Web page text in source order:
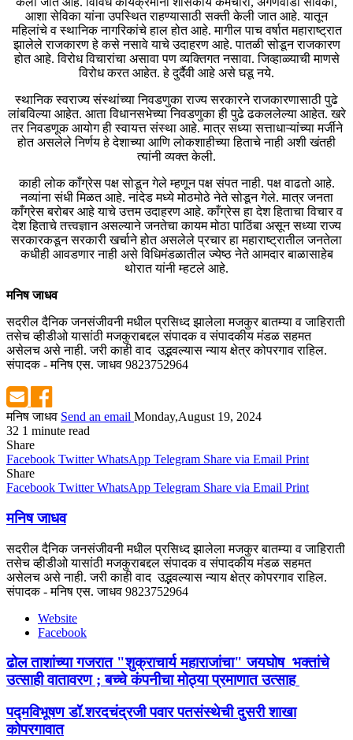
आशा सेविका यांना उपस्थित राहण्यासाठी सक्ती केली जात आहे. यातून
महिलांचे व स्थानिक नागरिकांचे हाल होत आहे. मागील पाच वर्षात महाराष्ट्रात
झालेले राजकारण हे कसे नसावे याचे उदाहरण आहे. पातळी सोडून राजकारण
होत आहे. विरोध विचारांचा असावा पण व्यक्तिगत नसावा. जिव्हाळ्याची माणसे
विरोध करत आहेत. हे दुर्दैवी आहे असे घडू नये.
स्थानिक स्वराज्य संस्थांच्या निवडणुका राज्य सरकारने राजकारणासाठी पुढे
लांबविल्या आहेत. आता विधानसभेच्या निवडणुका ही पुढे ढकललेल्या आहेत. खरे
तर निवडणूक आयोग ही स्वायत्त संस्था आहे. मात्र सध्या सत्ताधाऱ्यांच्या मर्जीने
होत असलेले निर्णय हे देशाच्या आणि लोकशाहीच्या हिताचे नाही अशी खंतही
त्यांनी व्यक्त केली.
काही लोक काँग्रेस पक्ष सोडून गेले म्हणून पक्ष संपत नाही. पक्ष वाढतो आहे.
नव्यांना संधी मिळत आहे. नांदेड मध्ये मोठमोठे नेते सोडून गेले. मात्र जनता
काँग्रेस बरोबर आहे याचे उत्तम उदाहरण आहे. काँग्रेस हा देश हिताचा विचार व
देश हिताचे तत्त्वज्ञान असल्याने जनतेचा कायम मोठा पाठिंबा असून सध्या राज्य
सरकारकडून सरकारी खर्चाने होत असलेले प्रचार हा महाराष्ट्रातील जनतेला
कधीही आवडणार नाही असे विधिमंडळातील ज्येष्ठ नेते आमदार बाळासाहेब
थोरात यांनी म्हटले आहे.
मनिष जाधव
सदरील दैनिक जनसंजीवनी मधील प्रसिध्द झालेला मजकुर बातम्या व जाहिराती
तसेच व्हीडीओ यासांठी मजकुराबद्दल संपादक व संपादकीय मंडळ सहमत
असेलच असे नाही. जरी काही वाद उद्भवल्यास न्याय क्षेत्र कोपरगाव राहिल.
संपादक - मनिष एस. जाधव 9823752964
मनिष जाधव Send an email Monday,August 19, 2024
32 1 minute read
Share
Facebook Twitter WhatsApp Telegram Share via Email Print
Share
Facebook Twitter WhatsApp Telegram Share via Email Print
मनिष जाधव
सदरील दैनिक जनसंजीवनी मधील प्रसिध्द झालेला मजकुर बातम्या व जाहिराती
तसेच व्हीडीओ यासांठी मजकुराबद्दल संपादक व संपादकीय मंडळ सहमत
असेलच असे नाही. जरी काही वाद उद्भवल्यास न्याय क्षेत्र कोपरगाव राहिल.
संपादक - मनिष एस. जाधव 9823752964
Website
Facebook
ढोल ताशांच्या गजरात "शुक्राचार्य महाराजांचा" जयघोष भक्तांचे
उत्साही वातावरण ; बच्चे कंपनीचा मोठ्या प्रमाणात उत्साह
पद्मविभूषण डॉ.शरदचंद्रजी पवार पतसंस्थेची दुसरी शाखा
कोपरगावात